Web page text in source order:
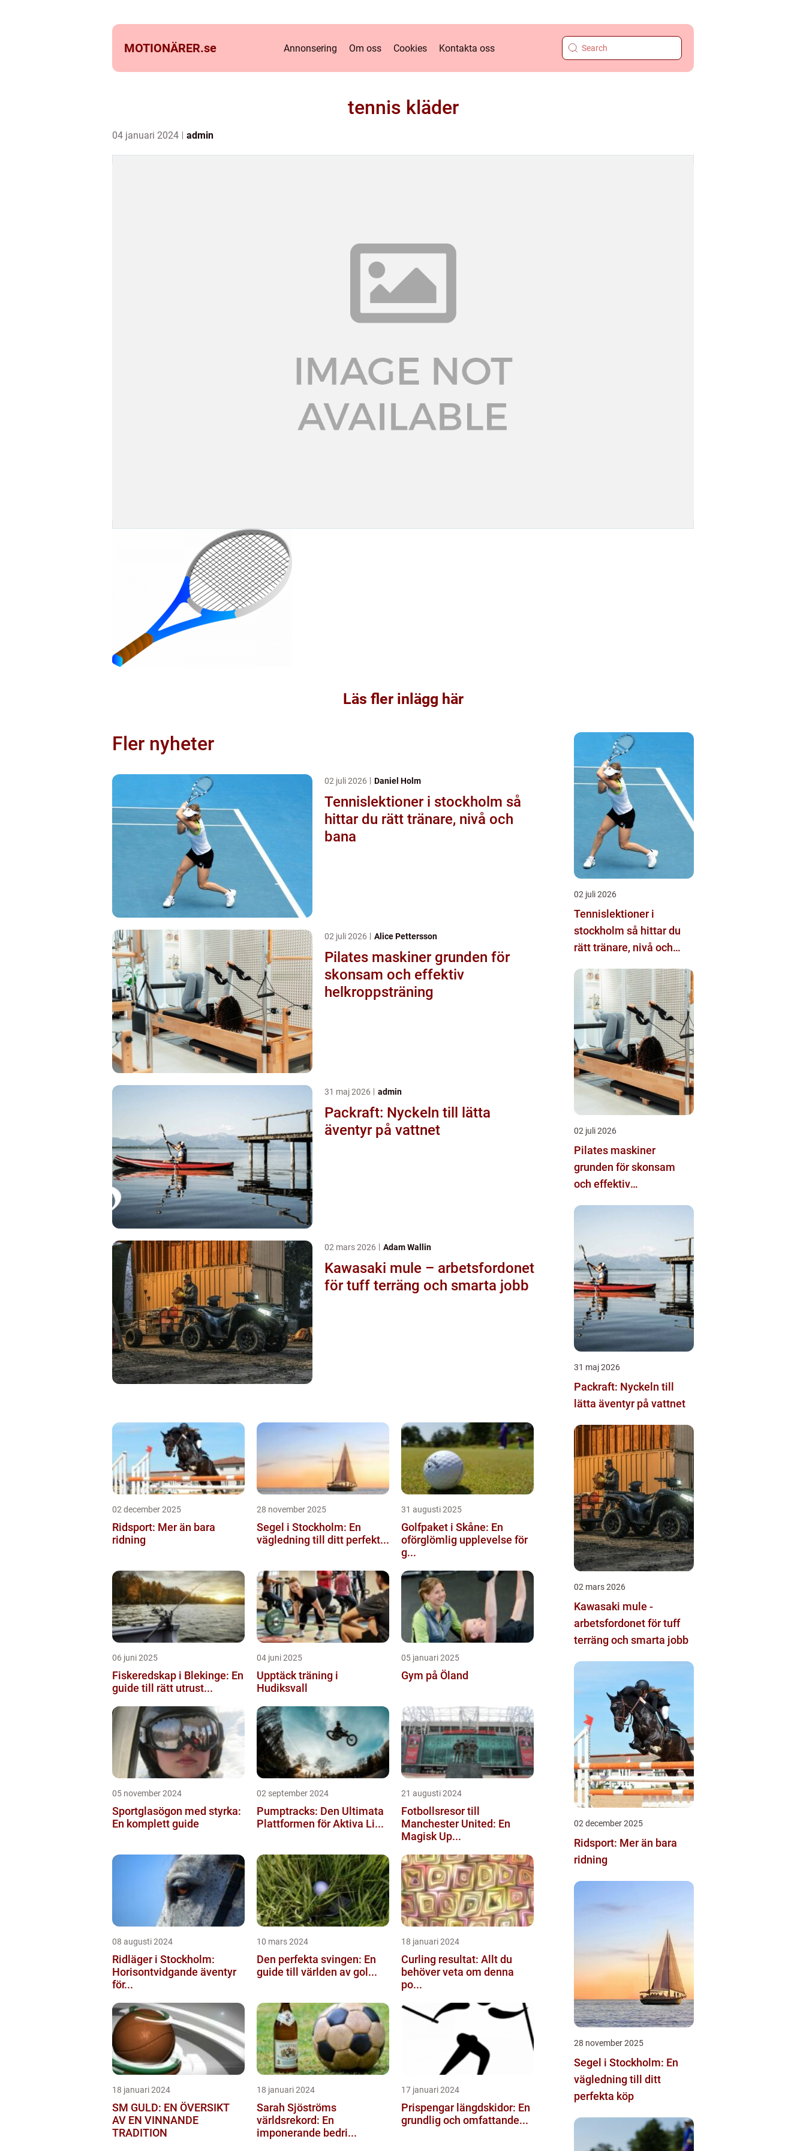
MOTIONÄRER.se Annonsering Om oss Cookies Kontakta oss
tennis kläder
04 januari 2024 admin
Läs fler inlägg här
Fler nyheter
02 juli 2026 Daniel Holm
Tennislektioner i stockholm så
hittar du rätt tränare, nivå och
bana
02 juli 2026 Alice Pettersson
Pilates maskiner grunden för
skonsam och effektiv
helkroppsträning
31 maj 2026 admin
Packraft: Nyckeln till lätta
äventyr på vattnet
02 mars 2026 Adam Wallin
Kawasaki mule – arbetsfordonet
för tuff terräng och smarta jobb
02 december 2025
Ridsport: Mer än bara
ridning
28 november 2025
Segel i Stockholm: En
vägledning till ditt perfekt...
31 augusti 2025
Golfpaket i Skåne: En
oförglömlig upplevelse för
g...
06 juni 2025
Fiskeredskap i Blekinge: En
guide till rätt utrust...
04 juni 2025
Upptäck träning i
Hudiksvall
05 januari 2025
Gym på Öland
05 november 2024
Sportglasögon med styrka:
En komplett guide
02 september 2024
Pumptracks: Den Ultimata
Plattformen för Aktiva Li...
21 augusti 2024
Fotbollsresor till
Manchester United: En
Magisk Up...
08 augusti 2024
Ridläger i Stockholm:
Horisontvidgande äventyr
för...
10 mars 2024
Den perfekta svingen: En
guide till världen av gol...
18 januari 2024
Curling resultat: Allt du
behöver veta om denna
po...
18 januari 2024
SM GULD: EN ÖVERSIKT
AV EN VINNANDE
TRADITION
18 januari 2024
Sarah Sjöströms
världsrekord: En
imponerande bedri...
17 januari 2024
Prispengar längdskidor: En
grundlig och omfattande...
02 juli 2026
Tennislektioner i
stockholm så hittar du
rätt tränare, nivå och
02 juli 2026
Pilates maskiner
grunden för skonsam
och effektiv
31 maj 2026
Packraft: Nyckeln till
lätta äventyr på vattnet
02 mars 2026
Kawasaki mule -
arbetsfordonet för tuff
terräng och smarta jobb
02 december 2025
Ridsport: Mer än bara
ridning
28 november 2025
Segel i Stockholm: En
vägledning till ditt
perfekta köp